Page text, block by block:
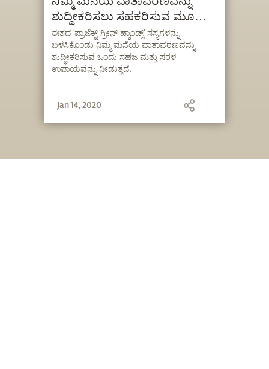
ಶುದ್ಧೀಕರಿಸಲು ಸಹಕರಿಸುವ ಮೂರು
ಸಸ್ಯಗಳು
ಈಶದ ’ಪ್ರಾಜೆಕ್ಟ್ ಗ್ರೀನ್ ಹ್ಯಾಂಡ್ಸ್’ ಸಸ್ಯಗಳನ್ನು
ಬಳಸಿಕೊಂಡು ನಿಮ್ಮ ಮನೆಯ ವಾತಾವರಣವನ್ನು
ಶುದ್ಧೀಕರಿಸುವ ಒಂದು ಸಹಜ ಮತ್ತು ಸರಳ
ಉಪಾಯವನ್ನು ನೀಡುತ್ತದೆ.
Jan 14, 2020